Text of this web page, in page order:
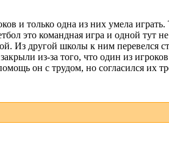
и только одна из них умела
это командная игра и одной тут
Из другой школы к ним перевелся
из-за того, что один из
он с трудом, но согласился их